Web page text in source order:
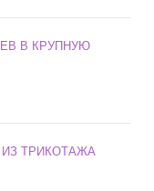
В КРУПНУЮ
ТРИКОТАЖА